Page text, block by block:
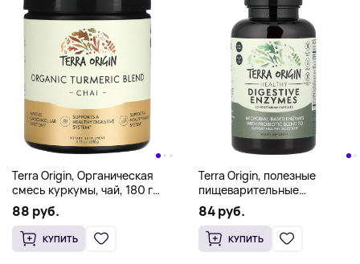
Terra Origin, Органическая
смесь куркумы, чай, 180 г
(6,35 унции)
88 руб.
КУПИТЬ
Terra Origin, полезные
пищеварительные
ферменты,
60 вегетарианских капсул
84 руб.
КУПИТЬ